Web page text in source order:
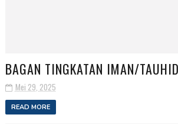
BAGAN TINGKATAN IMAN/
Mei 29, 2025
READ MORE